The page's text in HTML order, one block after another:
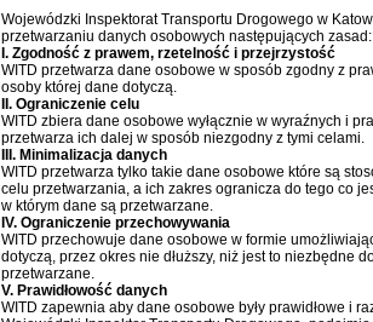
Wojewódzki Inspektorat Transportu Drogowego w
przetwarzaniu danych osobowych następujących zasad:
I. Zgodność z prawem, rzetelność i przejrzystość
WITD przetwarza dane osobowe w sposób zgodny z
osoby której dane dotyczą.
II. Ograniczenie celu
WITD zbiera dane osobowe wyłącznie w wyraźnych i
przetwarza ich dalej w sposób niezgodny z tymi celami.
III. Minimalizacja danych
WITD przetwarza tylko takie dane osobowe które są
celu przetwarzania, a ich zakres ogranicza do tego co
w którym dane są przetwarzane.
IV. Ograniczenie przechowywania
WITD przechowuje dane osobowe w formie
dotyczą, przez okres nie dłuższy, niż jest to niezbędne
przetwarzane.
V. Prawidłowość danych
WITD zapewnia aby dane osobowe były prawidłowe i